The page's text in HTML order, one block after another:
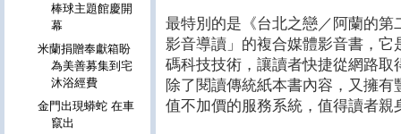
最特別的是《台北之戀／阿蘭的
影音導讀」的複合媒體影音書，
碼科技技術，讓讀者快捷從網路
除了閱讀傳統紙本書內容，又擁
值不加價的服務系統，值得讀者親
棒球主題館慶開
幕
米蘭捐贈奉獻箱盼
為美善募集到宅
沐浴經費
金門出現蟒蛇 在車
竄出